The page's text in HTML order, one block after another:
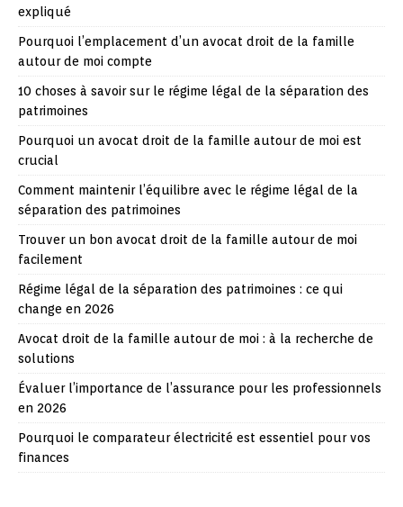
expliqué
Pourquoi l’emplacement d’un avocat droit de la famille
autour de moi compte
10 choses à savoir sur le régime légal de la séparation des
patrimoines
Pourquoi un avocat droit de la famille autour de moi est
crucial
Comment maintenir l’équilibre avec le régime légal de la
séparation des patrimoines
Trouver un bon avocat droit de la famille autour de moi
facilement
Régime légal de la séparation des patrimoines : ce qui
change en 2026
Avocat droit de la famille autour de moi : à la recherche de
solutions
Évaluer l’importance de l’assurance pour les professionnels
en 2026
Pourquoi le comparateur électricité est essentiel pour vos
finances